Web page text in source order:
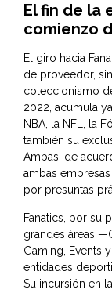
El fin de la
comienzo
El giro hacia
de proveedor,
coleccionismo
2022, acumula
NBA, la NFL, la
también su
Ambas, de
ambas
por presuntas
Fanatics, por su
grandes áreas
Gaming, Events
entidades
Su incursión en